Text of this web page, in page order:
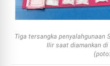
Tiga tersangka penyalahgunaan
Ilir saat diamankan di